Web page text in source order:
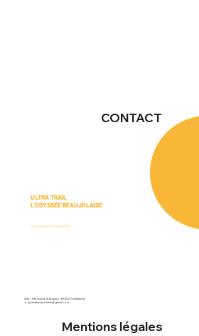
CONTACT
ULTRA TRAIL
L'ODYSSÉE BEAUJOLAISE
Fleurie - Rhône le 11 & 12 avril 2026
OSV - 535 avenue St Exupéry - 69400 Villefranche
odysseebeaujolaise@gmail.com
Mentions légales